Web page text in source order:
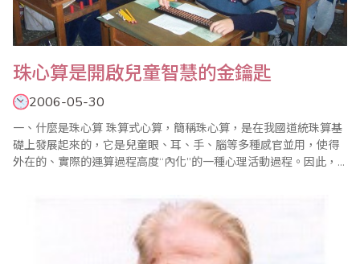
珠心算是開啟兒童智慧的金鑰匙
2006-05-30
一、什麼是珠心算 珠算式心算，簡稱珠心算，是在我國道統珠算基
礎上發展起來的，它是兒童眼、耳、手、腦等多種感官並用，使得
外在的、實際的運算過程高度“內化”的一種心理活動過程。因此，
在 ﹝一﹞從教育的角度看 1、啟迪..